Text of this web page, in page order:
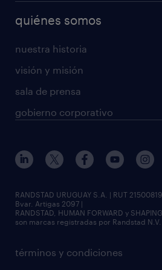
quiénes somos
nuestra historia
visión y misión
sala de prensa
gobierno corporativo
términos y condiciones
RANDSTAD URUGUAY S.A. | RUT
Bvar. Artigas 2097 |
RANDSTAD, HUMAN FORWARD y
son marcas registradas por Randstad N.V.